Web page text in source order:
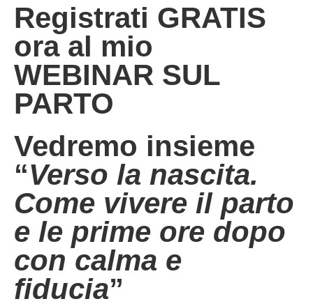
Registrati GRATIS
ora al mio
WEBINAR SUL
PARTO
Vedremo insieme
“Verso la nascita.
Come vivere il parto
e le prime ore dopo
con calma e
fiducia”